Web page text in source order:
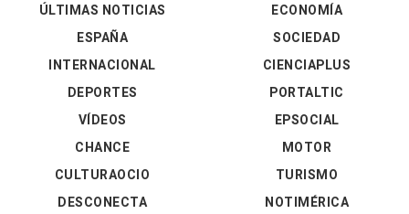
ÚLTIMAS NOTICIAS
ESPAÑA
INTERNACIONAL
DEPORTES
VÍDEOS
ECONOMÍA
SOCIEDAD
CIENCIAPLUS
PORTALTIC
EPSOCIAL
CHANCE
CULTURAOCIO
DESCONECTA
MOTOR
TURISMO
NOTIMÉRICA